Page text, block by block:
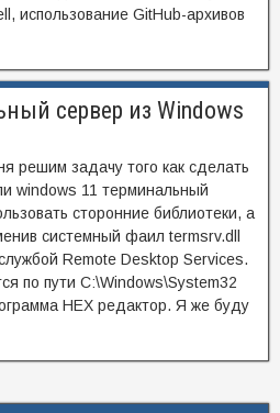
использование GitHub-архивов
сервер из Windows
решим задачу того как сделать
windows 11 терминальный
сторонние библиотеки, а
системный фаил termsrv.dll
Remote Desktop Services.
по пути C:\Windows\System32
HEX редактор. Я же буду